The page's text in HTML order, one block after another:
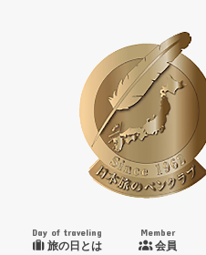
Day of traveling
旅の日とは
Member
会員